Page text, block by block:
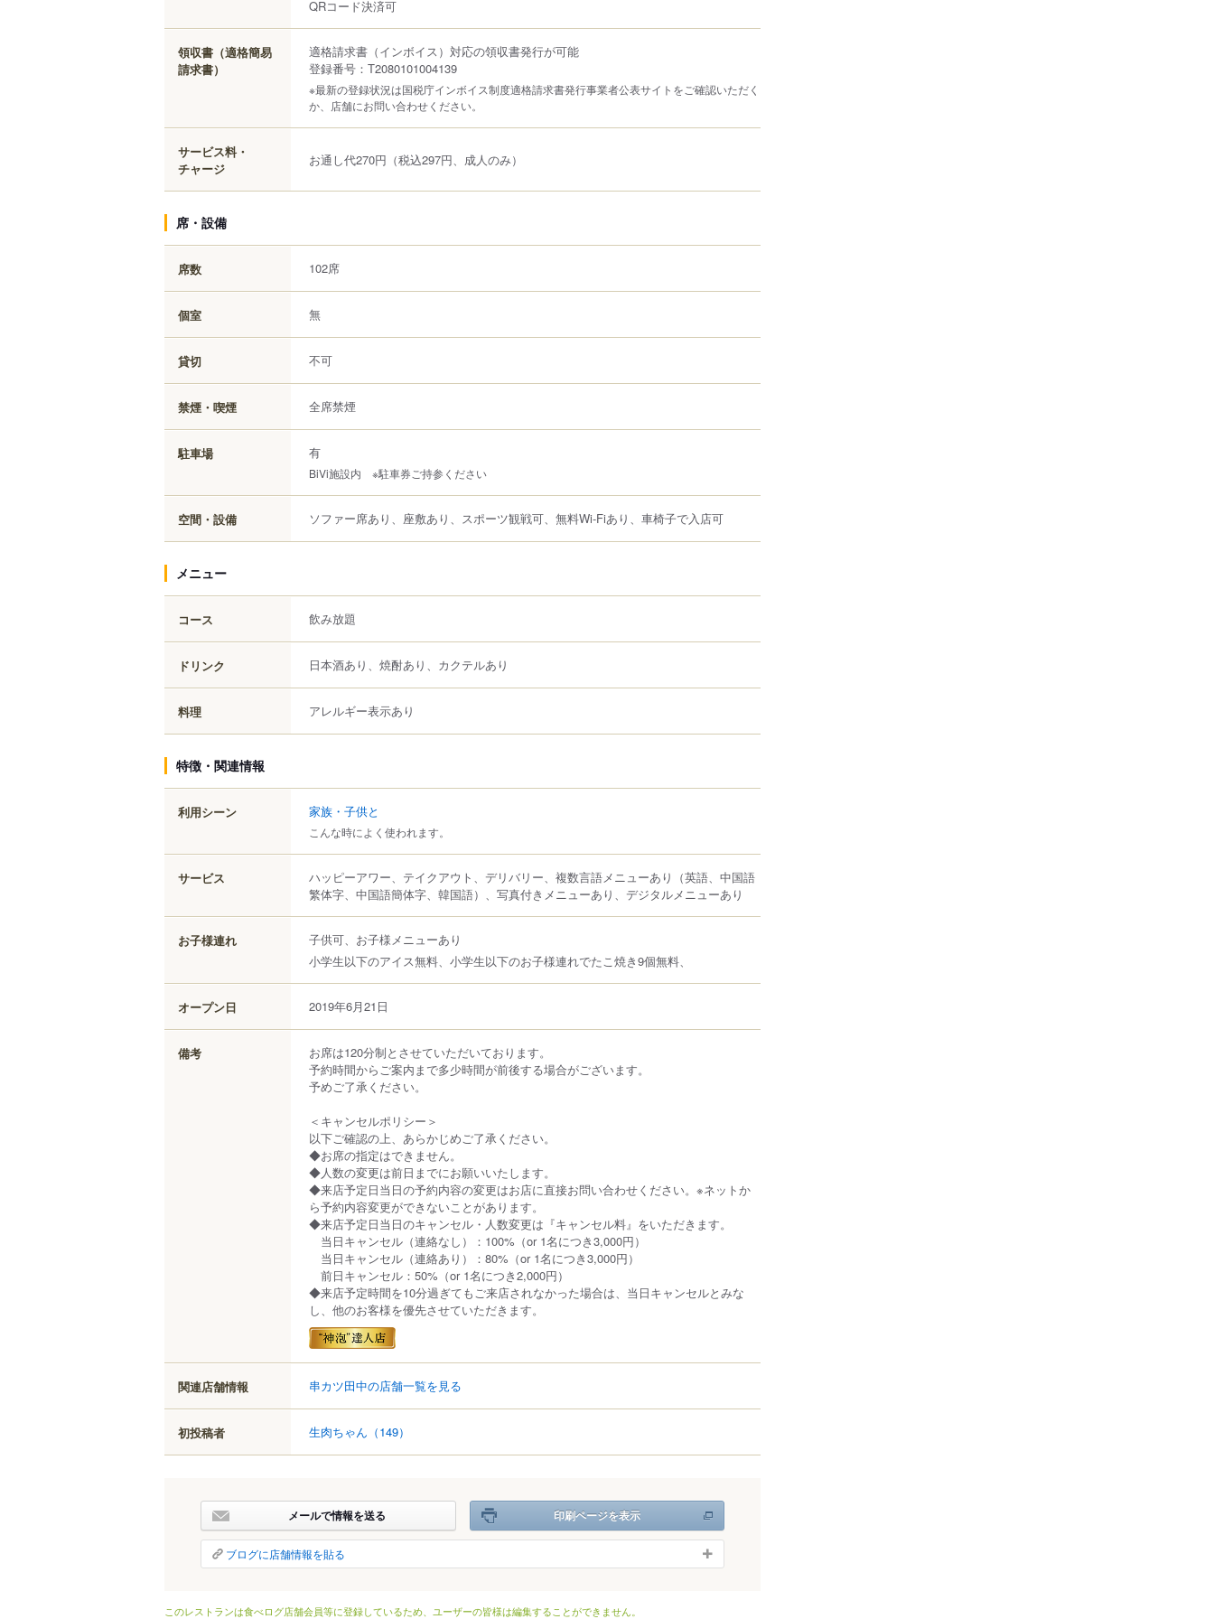
QRコード決済可
領収書（適格簡易
請求書）
適格請求書（インボイス）対応の領収書発行が可能
登録番号：T2080101004139
※最新の登録状況は国税庁インボイス制度適格請求書発行事業者公表サイトをご確認いただく
か、店舗にお問い合わせください。
サービス料・
チャージ
お通し代270円（税込297円、成人のみ）
席・設備
席数 102席
個室 無
貸切 不可
禁煙・喫煙 全席禁煙
駐車場 有
BiVi施設内 ※駐車券ご持参ください
空間・設備 ソファー席あり、座敷あり、スポーツ観戦可、無料Wi-Fiあり、車椅子で入店可
メニュー
コース 飲み放題
ドリンク 日本酒あり、焼酎あり、カクテルあり
料理 アレルギー表示あり
特徴・関連情報
利用シーン 家族・子供と
こんな時によく使われます。
サービス
ハッピーアワー、テイクアウト、デリバリー、複数言語メニューあり（英語、中国語
繁体字、中国語簡体字、韓国語）、写真付きメニューあり、デジタルメニューあり
お子様連れ
子供可、お子様メニューあり
小学生以下のアイス無料、小学生以下のお子様連れでたこ焼き9個無料、
オープン日 2019年6月21日
備考
お席は120分制とさせていただいております。
予約時間からご案内まで多少時間が前後する場合がございます。
予めご了承ください。
＜キャンセルポリシー＞
以下ご確認の上、あらかじめご了承ください。
◆お席の指定はできません。
◆人数の変更は前日までにお願いいたします。
◆来店予定日当日の予約内容の変更はお店に直接お問い合わせください。※ネットか
ら予約内容変更ができないことがあります。
◆来店予定日当日のキャンセル・人数変更は『キャンセル料』をいただきます。
当日キャンセル（連絡なし）：100%（or 1名につき3,000円）
当日キャンセル（連絡あり）：80%（or 1名につき3,000円）
前日キャンセル：50%（or 1名につき2,000円）
◆来店予定時間を10分過ぎてもご来店されなかった場合は、当日キャンセルとみな
し、他のお客様を優先させていただきます。
関連店舗情報 串カツ田中の店舗一覧を見る
初投稿者 生肉ちゃん （149）
メールで情報を送る 印刷ページを表示
ブログに店舗情報を貼る
このレストランは食べログ店舗会員等に登録しているため、ユーザーの皆様は編集することができません。